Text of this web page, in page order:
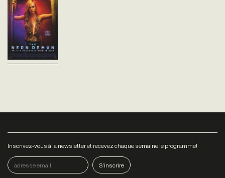
Une jeune fille débarque à Los
Angeles. Son rêve est de
devenir mannequin. Son
pureté suscitent jalousies et
Inscrivez-vous à la newsletter et recevez chaque semaine le programme!